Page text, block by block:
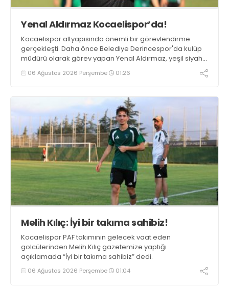
Yenal Aldırmaz Kocaelispor’da!
Kocaelispor altyapısında önemli bir görevlendirme
gerçekleşti. Daha önce Belediye Derincespor'da kulüp
müdürü olarak görev yapan Yenal Aldırmaz, yeşil siyahlı
kulübün altyapı izleme ekibine dahil oldu.
06 Ağustos 2026 Perşembe 01:26
Melih Kılıç: İyi bir takıma sahibiz!
Kocaelispor PAF takımının gelecek vaat eden
golcülerinden Melih Kılıç gazetemize yaptığı
açıklamada “İyi bir takıma sahibiz” dedi.
06 Ağustos 2026 Perşembe 01:04